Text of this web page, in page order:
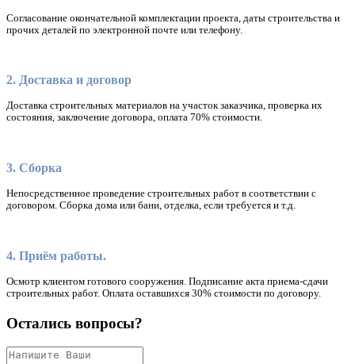
Согласование окончательной комплектации проекта, даты строительства и
прочих деталей по электронной почте или телефону.
2. Доставка и договор
Доставка строительных материалов на участок заказчика, проверка их
состояния, заключение договора, оплата 70% стоимости.
3. Сборка
Непосредственное проведение строительных работ в соответствии с
договором. Сборка дома или бани, отделка, если требуется и т.д.
4. Приём работы.
Осмотр клиентом готового сооружения. Подписание акта приема-сдачи
строительных работ. Оплата оставшихся 30% стоимости по договору.
Остались вопросы?